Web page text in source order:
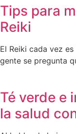
Tips para
Reiki
El Reiki cada vez
gente se pregunta
Té verde e
la salud